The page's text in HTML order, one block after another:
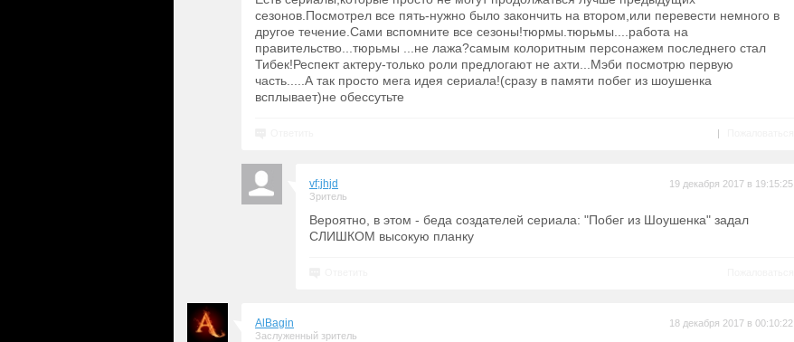
сезонов.Посмотрел все пять-нужно было закончить на втором,или перевести немного в
другое течение.Сами вспомните все сезоны!тюрмы.тюрьмы....работа на
правительство...тюрьмы ...не лажа?самым колоритным персонажем последнего стал
Тибек!Респект актеру-только роли предлогают не ахти...Мэби посмотрю первую
часть.....А так просто мега идея сериала!(сразу в памяти побег из шоушенка
всплывает)не обессутьте
|
vf;jhjd
Зритель
19 декабря 2017 в 19:15:25
Вероятно, в этом - беда создателей сериала: "Побег из Шоушенка" задал
СЛИШКОМ высокую планку
AlBagin
Заслуженный зритель
18 декабря 2017 в 00:10:22